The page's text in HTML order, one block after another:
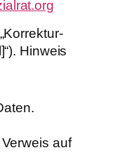
Hinweis
auf